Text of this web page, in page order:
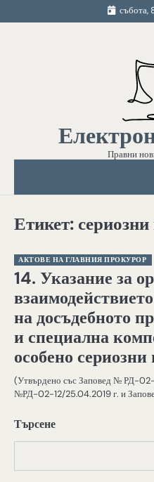
to
събота,
Правни
Етикет:
АКТОВЕ НА ГЛАВНИЯ ПРОКУРОР
14. Указание за
на досъдебното
и специална
особено
(Утвърдено със Заповед № РД-02-
№РД-02-12/25.04.2019 г. и
Търсене